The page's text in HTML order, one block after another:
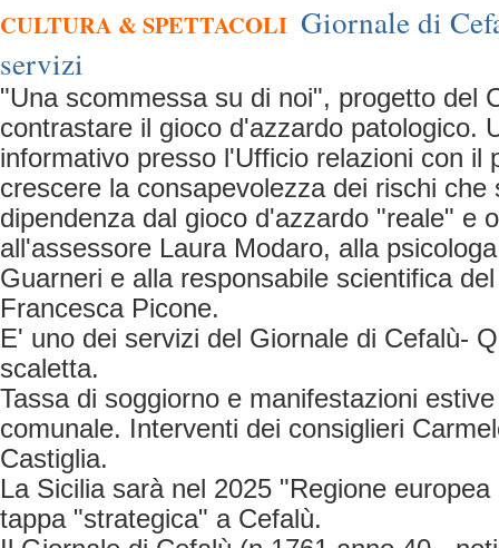
CULTURA & SPETTACOLI Giornale di
servizi
"Una scommessa su di noi", progetto del
contrastare il gioco d'azzardo patologico.
informativo presso l'Ufficio relazioni con il
crescere la consapevolezza dei rischi che
dipendenza dal gioco d'azzardo "reale" e
all'assessore Laura Modaro, alla
Guarneri e alla responsabile scientifica
Francesca Picone.
E' uno dei servizi del Giornale di Cefalù-
scaletta.
Tassa di soggiorno e manifestazioni
comunale. Interventi dei consiglieri
Castiglia.
La Sicilia sarà nel 2025 "Regione
tappa "strategica" a Cefalù.